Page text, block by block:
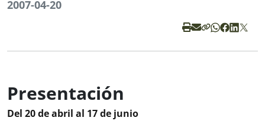
2007-04-20
Presentación
Del 20 de abril al 17 de junio